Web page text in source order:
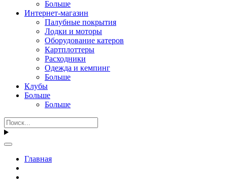
Больше
Интернет-магазин
Палубные покрытия
Лодки и моторы
Оборудование катеров
Картплоттеры
Расходники
Одежда и кемпинг
Больше
Клубы
Больше
Больше
Главная